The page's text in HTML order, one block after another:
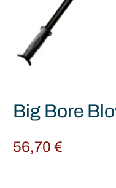
Big Bore
56,70€